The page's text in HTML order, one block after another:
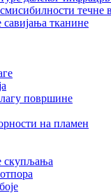
течне
тканине
површине
на пламен
скупљања